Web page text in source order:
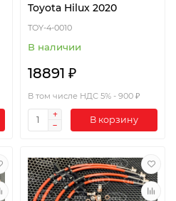
Toyota Hilux 2020
TOY-4-0010
В наличии
18891 ₽
В том числе НДС 5% - 900 ₽
В корзину